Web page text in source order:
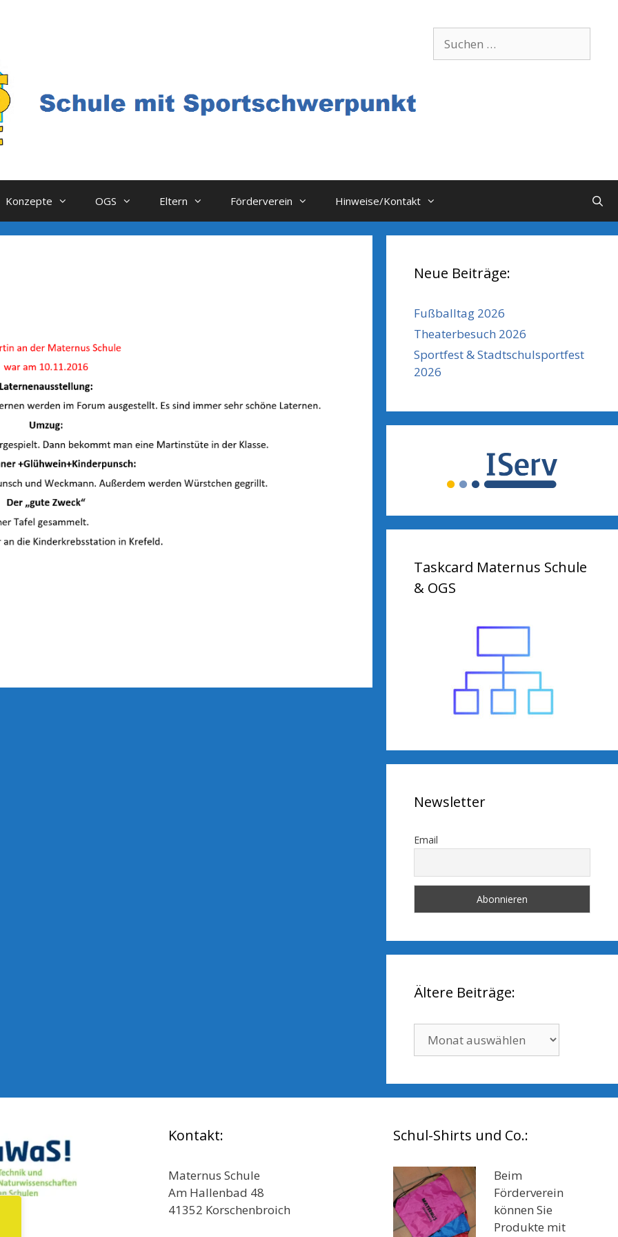
nach:
Konzepte OGS Eltern Förderverein Hinweise/Kontakt
Neue Beiträge:
Fußballtag 2026
Theaterbesuch 2026
Sportfest & Stadtschulsportfest
2026
Taskcard Maternus Schule
& OGS
Newsletter
Email
Ältere Beiträge:
Beiträge:
Kontakt:
Maternus Schule
Am Hallenbad 48
41352 Korschenbroich
Schul-Shirts und Co.:
Beim
Förderverein
können Sie
Produkte mit